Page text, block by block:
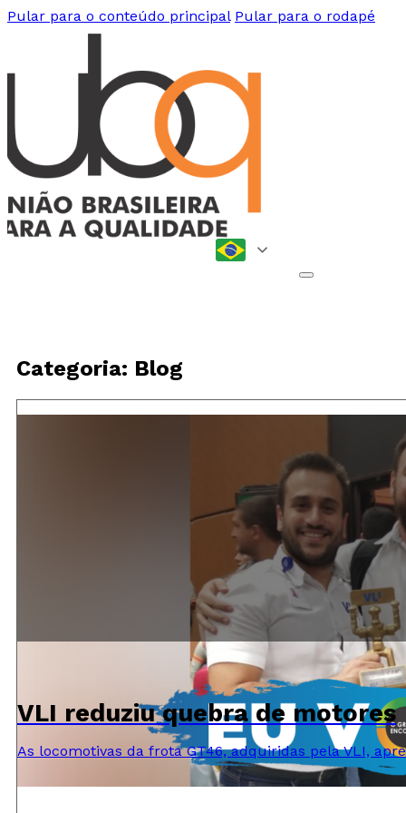
Pular para o conteúdo principal Pular para o rodapé
Categoria: Blog
VLI reduziu quebra de motores
As locomotivas da frota GT46, adquiridas pela VLI,